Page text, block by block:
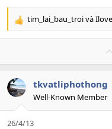
R
t
i
o
n
s
:
tim_lai_bau_troivà
tkvatliphothong
Well-Known Member
26/4/13